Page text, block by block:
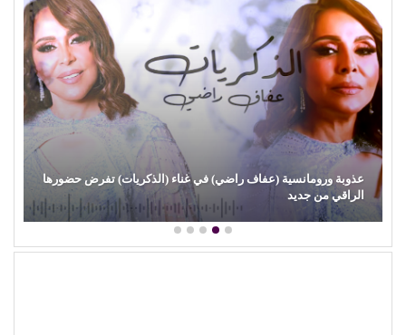
عذوبة ورومانسية (عفاف راضي) في غناء (الذكريات) تفرض حضورها
الراقي من جديد